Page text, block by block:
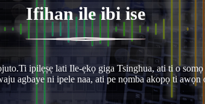
Ifihan ile ibi ise
ipilẹṣẹ lati Ile-ẹkọ giga Tsinghua, ati ti o
agbaye ni ipele naa, ati pe nọmba akopọ ti